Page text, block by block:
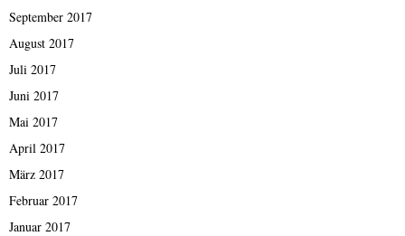
September 2017
August 2017
Juli 2017
Juni 2017
Mai 2017
April 2017
März 2017
Februar 2017
Januar 2017